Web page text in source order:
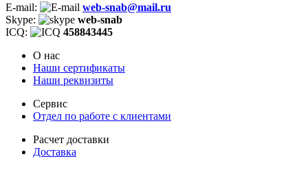
E-mail:
web-snab@mail.ru
Skype:
web-snab
ICQ:
458843445
О нас
Наши сертификаты
Наши реквизиты
Сервис
Отдел по работе с клиентами
Расчет доставки
Доставка